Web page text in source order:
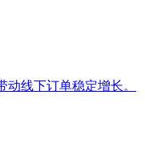
线下订单稳定增长。